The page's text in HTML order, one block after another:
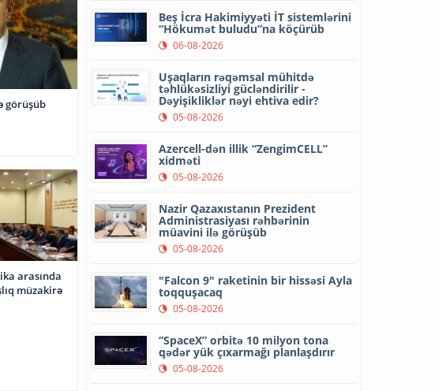
görüşüb
arasında
müzakirə
Beş İcra Hakimiyyəti İT sistemlərini
“Hökumət buludu”na köçürüb
06-08-2026
Uşaqların rəqəmsal mühitdə
təhlükəsizliyi gücləndirilir -
Dəyişikliklər nəyi ehtiva edir?
05-08-2026
Azercell-dən illik “ZengimCELL”
xidməti
05-08-2026
Nazir Qazaxıstanın Prezident
Administrasiyası rəhbərinin
müavini ilə görüşüb
05-08-2026
"Falcon 9" raketinin bir hissəsi Ayla
toqquşacaq
05-08-2026
“SpaceX” orbitə 10 milyon tona
qədər yük çıxarmağı planlaşdırır
05-08-2026